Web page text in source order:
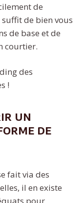
de
suffit de bien vous
de base et de
courtier.
des
!
un
de
fait via des
il en existe